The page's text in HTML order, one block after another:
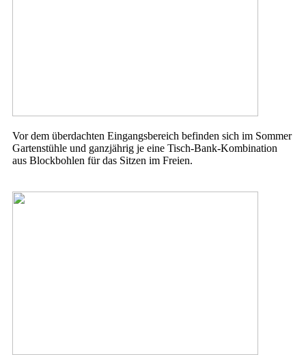
Vor dem überdachten Eingangsbereich befinden sich im Sommer
Gartenstühle und ganzjährig je eine Tisch-Bank-Kombination
aus Blockbohlen für das Sitzen im Freien.